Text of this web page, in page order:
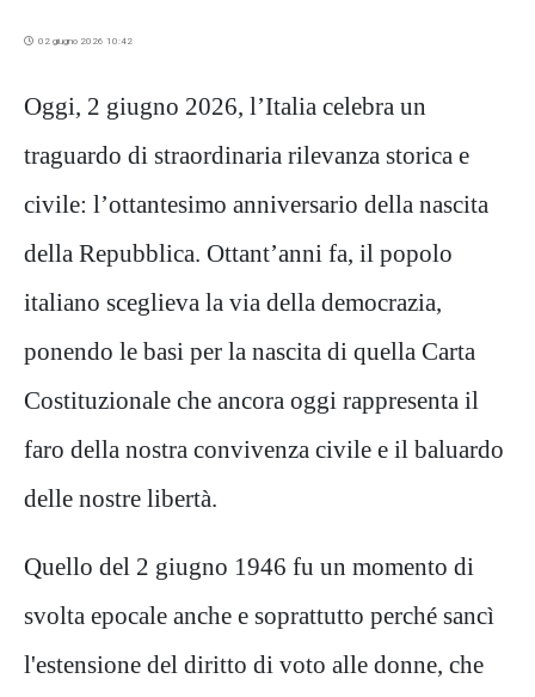
02 giugno 2026 10:42
Oggi, 2 giugno 2026, l’Italia celebra un
traguardo di straordinaria rilevanza storica e
civile: l’ottantesimo anniversario della nascita
della Repubblica. Ottant’anni fa, il popolo
italiano sceglieva la via della democrazia,
ponendo le basi per la nascita di quella Carta
Costituzionale che ancora oggi rappresenta il
faro della nostra convivenza civile e il baluardo
delle nostre libertà.
​Quello del 2 giugno 1946 fu un momento di
svolta epocale anche e soprattutto perché sancì
l'estensione del diritto di voto alle donne, che